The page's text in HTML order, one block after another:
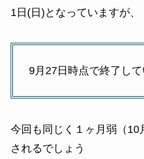
1日(日)となっていますが、
9月27日時点で終了して
今回も同じく１ヶ月弱（10
されるでしょう